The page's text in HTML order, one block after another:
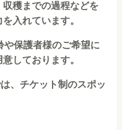
穫までの過程などを
入れています。
や⁡⁡保護者様のご希望に
しております。
、チケット制のスポッ